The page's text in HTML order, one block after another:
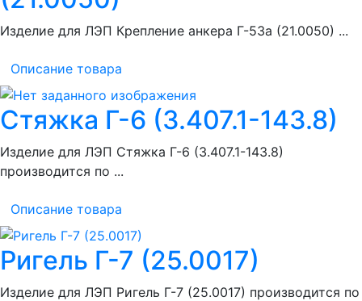
Изделие для ЛЭП Крепление анкера Г-53а (21.0050) ...
Описание товара
Стяжка Г-6 (3.407.1-143.8)
Изделие для ЛЭП Стяжка Г-6 (3.407.1-143.8)
производится по ...
Описание товара
Ригель Г-7 (25.0017)
Изделие для ЛЭП Ригель Г-7 (25.0017) производится по